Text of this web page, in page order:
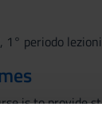
1° periodo
is to provide
consenting to